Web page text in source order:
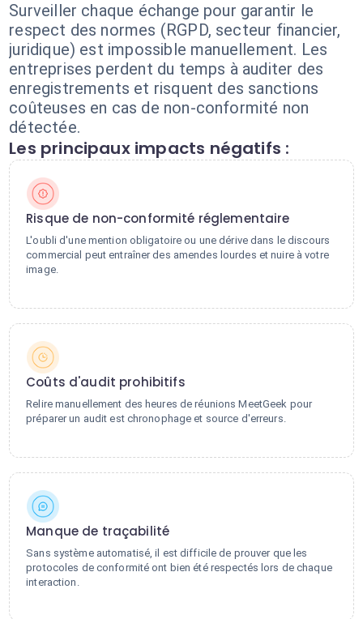
Surveiller chaque échange pour garantir le
respect des normes (RGPD, secteur financier,
juridique) est impossible manuellement. Les
entreprises perdent du temps à auditer des
enregistrements et risquent des sanctions
coûteuses en cas de non-conformité non
détectée.
Les principaux impacts négatifs :
Risque de non-conformité réglementaire
L'oubli d'une mention obligatoire ou une dérive dans le discours
commercial peut entraîner des amendes lourdes et nuire à votre
image.
Coûts d'audit prohibitifs
Relire manuellement des heures de réunions MeetGeek pour
préparer un audit est chronophage et source d'erreurs.
Manque de traçabilité
Sans système automatisé, il est difficile de prouver que les
protocoles de conformité ont bien été respectés lors de chaque
interaction.